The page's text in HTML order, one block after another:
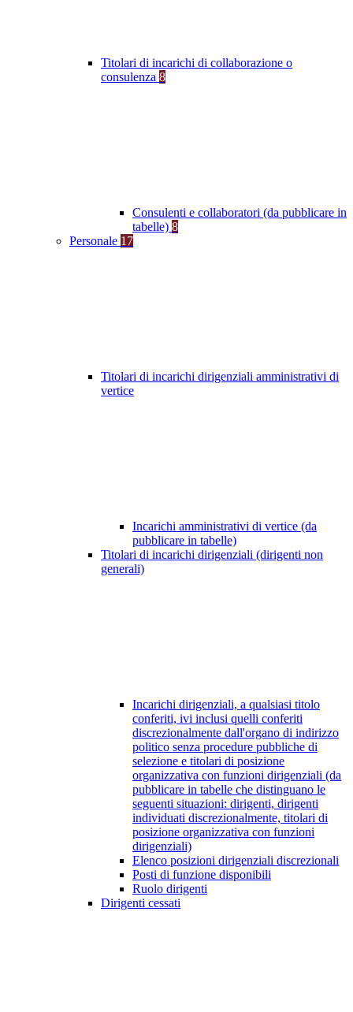
Titolari di incarichi di collaborazione o
consulenza 8
Consulenti e collaboratori (da pubblicare in
tabelle) 8
Personale 17
Titolari di incarichi dirigenziali amministrativi di
vertice
Incarichi amministrativi di vertice (da
pubblicare in tabelle)
Titolari di incarichi dirigenziali (dirigenti non
generali)
Incarichi dirigenziali, a qualsiasi titolo
conferiti, ivi inclusi quelli conferiti
discrezionalmente dall'organo di indirizzo
politico senza procedure pubbliche di
selezione e titolari di posizione
organizzativa con funzioni dirigenziali (da
pubblicare in tabelle che distinguano le
seguenti situazioni: dirigenti, dirigenti
individuati discrezionalmente, titolari di
posizione organizzativa con funzioni
dirigenziali)
Elenco posizioni dirigenziali discrezionali
Posti di funzione disponibili
Ruolo dirigenti
Dirigenti cessati